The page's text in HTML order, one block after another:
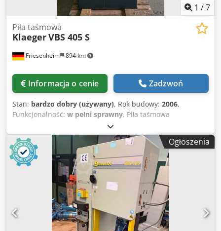
1 /7
Friesenheim 894 km
Piła taśmowa
KlaegerVBS 405 S
Informacja o cenie Zadzwoń
Stan: bardzo dobry (używany), Rok budowy: 2006,
Funkcjonalność: w pełni sprawny, Piła taśmowa
pionowa/piła do metalu Kläger VBS 405 S Producent: Kläger
Model: VBS 405 S Stan: używana, bardzo dobry Rok
produkcji: 2006 Szerokość cięcia: 400 mm Nachylenie stołu
w prawo/w lewo: 45°/15° Wymiary stołu: 607 x 607 mm
Szerokość taśmy tnącej: 3-20 mm Długość taśmy tnącej:
3300-3400 mm Prędkość taśmy: 15 – 300 m/min Długość:
1120 mm Szerokość: 740 mm Wysokość: 1930 mm Waga:
510 kg Dcedpszmh Ugofx Aiysk – Idealna spawarka do taśm
piły – Oryginalna dokumentacja – Podstawy pod maszynę
Ogłoszenia